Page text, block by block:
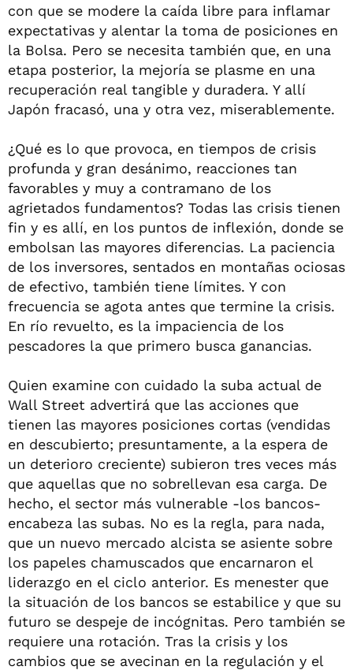
con que se modere la caída libre para inflamar
expectativas y alentar la toma de posiciones en
la Bolsa. Pero se necesita también que, en una
etapa posterior, la mejoría se plasme en una
recuperación real tangible y duradera. Y allí
Japón fracasó, una y otra vez, miserablemente.
¿Qué es lo que provoca, en tiempos de crisis
profunda y gran desánimo, reacciones tan
favorables y muy a contramano de los
agrietados fundamentos? Todas las crisis tienen
fin y es allí, en los puntos de inflexión, donde se
embolsan las mayores diferencias. La paciencia
de los inversores, sentados en montañas ociosas
de efectivo, también tiene límites. Y con
frecuencia se agota antes que termine la crisis.
En río revuelto, es la impaciencia de los
pescadores la que primero busca ganancias.
Quien examine con cuidado la suba actual de
Wall Street advertirá que las acciones que
tienen las mayores posiciones cortas (vendidas
en descubierto; presuntamente, a la espera de
un deterioro creciente) subieron tres veces más
que aquellas que no sobrellevan esa carga. De
hecho, el sector más vulnerable -los bancos-
encabeza las subas. No es la regla, para nada,
que un nuevo mercado alcista se asiente sobre
los papeles chamuscados que encarnaron el
liderazgo en el ciclo anterior. Es menester que
la situación de los bancos se estabilice y que su
futuro se despeje de incógnitas. Pero también se
requiere una rotación. Tras la crisis y los
cambios que se avecinan en la regulación y el